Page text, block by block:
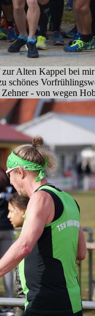
Alten Kappel bei
- von wegen